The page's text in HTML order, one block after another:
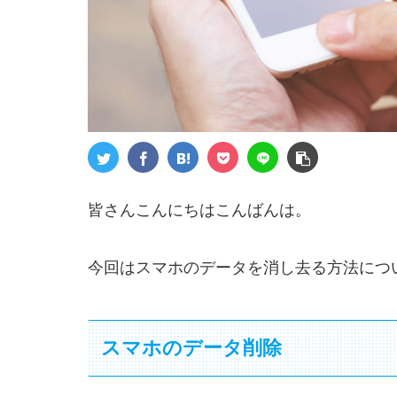
皆さんこんにちはこんばんは。
今回はスマホのデータを消し去る方法につ
スマホのデータ削除